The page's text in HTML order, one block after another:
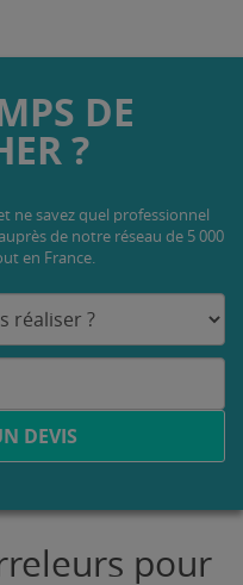
DE
?
ne savez quel professionnel
de notre réseau de 5 000
en France.
DEVIS
pour